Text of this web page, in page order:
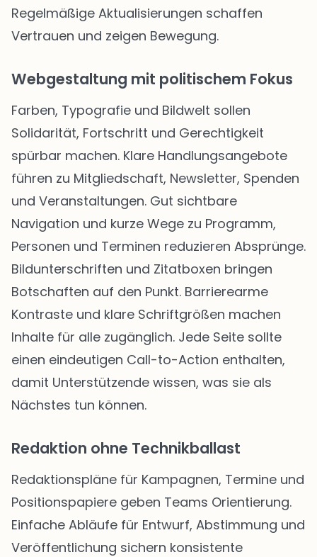
Regelmäßige Aktualisierungen schaffen
Vertrauen und zeigen Bewegung.
Webgestaltung mit politischem Fokus
Farben, Typografie und Bildwelt sollen
Solidarität, Fortschritt und Gerechtigkeit
spürbar machen. Klare Handlungsangebote
führen zu Mitgliedschaft, Newsletter, Spenden
und Veranstaltungen. Gut sichtbare
Navigation und kurze Wege zu Programm,
Personen und Terminen reduzieren Absprünge.
Bildunterschriften und Zitatboxen bringen
Botschaften auf den Punkt. Barrierearme
Kontraste und klare Schriftgrößen machen
Inhalte für alle zugänglich. Jede Seite sollte
einen eindeutigen Call-to-Action enthalten,
damit Unterstützende wissen, was sie als
Nächstes tun können.
Redaktion ohne Technikballast
Redaktionspläne für Kampagnen, Termine und
Positionspapiere geben Teams Orientierung.
Einfache Abläufe für Entwurf, Abstimmung und
Veröffentlichung sichern konsistente